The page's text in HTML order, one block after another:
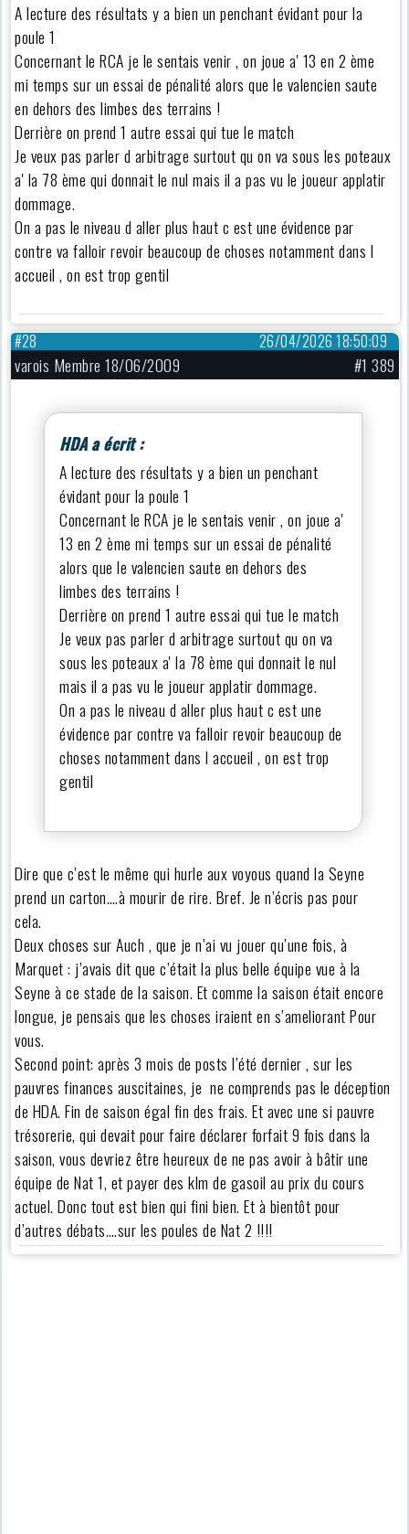
A lecture des résultats y a bien un penchant évidant pour la
poule 1
Concernant le RCA je le sentais venir , on joue a' 13 en 2 ème
mi temps sur un essai de pénalité alors que le valencien saute
en dehors des limbes des terrains !
Derrière on prend 1 autre essai qui tue le match
Je veux pas parler d arbitrage surtout qu on va sous les poteaux
a' la 78 ème qui donnait le nul mais il a pas vu le joueur applatir
dommage.
On a pas le niveau d aller plus haut c est une évidence par
contre va falloir revoir beaucoup de choses notamment dans l
accueil , on est trop gentil
26/04/2026 18:50:09
#28
varois Membre 18/06/2009 #1 389
HDA a écrit :
A lecture des résultats y a bien un penchant
évidant pour la poule 1
Concernant le RCA je le sentais venir , on joue a'
13 en 2 ème mi temps sur un essai de pénalité
alors que le valencien saute en dehors des
limbes des terrains !
Derrière on prend 1 autre essai qui tue le match
Je veux pas parler d arbitrage surtout qu on va
sous les poteaux a' la 78 ème qui donnait le nul
mais il a pas vu le joueur applatir dommage.
On a pas le niveau d aller plus haut c est une
évidence par contre va falloir revoir beaucoup de
choses notamment dans l accueil , on est trop
gentil
Dire que c’est le même qui hurle aux voyous quand la Seyne
prend un carton….à mourir de rire. Bref. Je n’écris pas pour
cela.
Deux choses sur Auch , que je n’ai vu jouer qu’une fois, à
Marquet : j’avais dit que c’était la plus belle équipe vue à la
Seyne à ce stade de la saison. Et comme la saison était encore
longue, je pensais que les choses iraient en s’ameliorant Pour
vous.
Second point: après 3 mois de posts l’été dernier , sur les
pauvres finances auscitaines, je ne comprends pas le déception
de HDA. Fin de saison égal fin des frais. Et avec une si pauvre
trésorerie, qui devait pour faire déclarer forfait 9 fois dans la
saison, vous devriez être heureux de ne pas avoir à bâtir une
équipe de Nat 1, et payer des klm de gasoil au prix du cours
actuel. Donc tout est bien qui fini bien. Et à bientôt pour
d’autres débats….sur les poules de Nat 2 !!!!